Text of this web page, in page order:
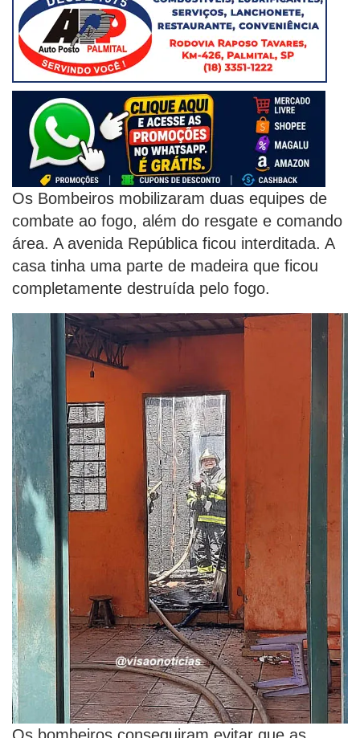
Os Bombeiros mobilizaram duas equipes de
combate ao fogo, além do resgate e comando
área. A avenida República ficou interditada. A
casa tinha uma parte de madeira que ficou
completamente destruída pelo fogo.